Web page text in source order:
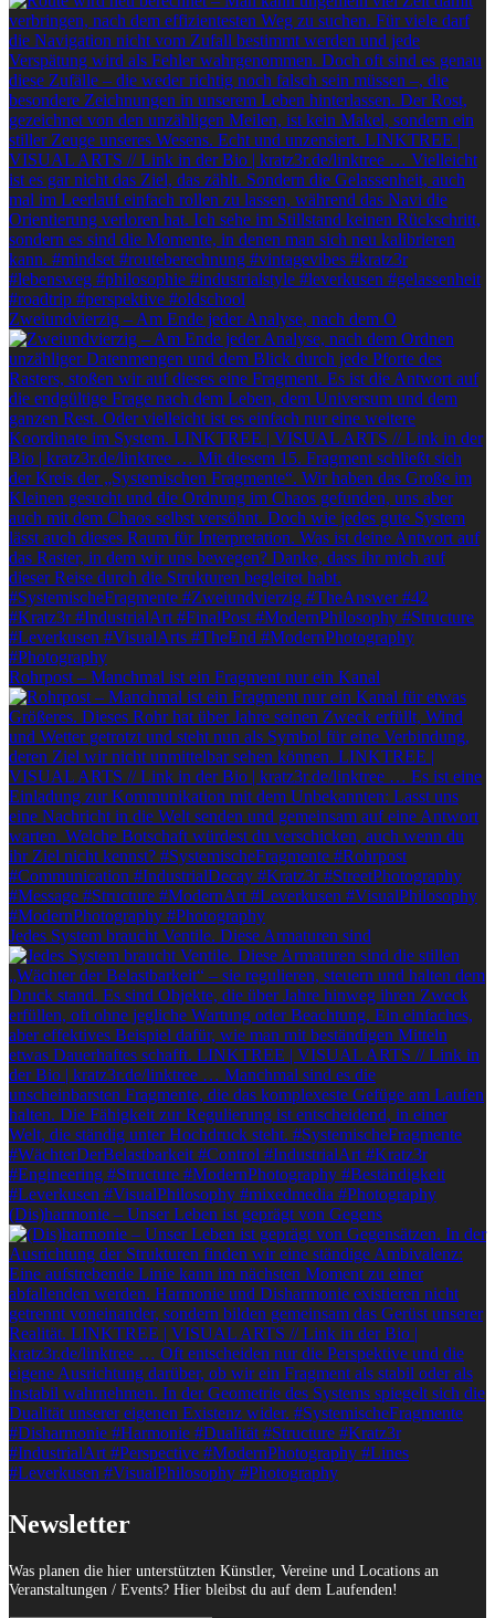
Zweiundvierzig – Am Ende jeder Analyse, nach dem O
Rohrpost – Manchmal ist ein Fragment nur ein Kanal
Jedes System braucht Ventile. Diese Armaturen sind
(Dis)harmonie – Unser Leben ist geprägt von Gegens
Newsletter
Was planen die hier unterstützten Künstler, Vereine und Locations an
Veranstaltungen / Events? Hier bleibst du auf dem Laufenden!